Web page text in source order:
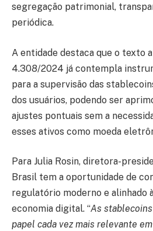
segregação patrimonial,
periódica.
A entidade destaca que o texto
4.308/2024 já contempla
para a supervisão das
dos usuários, podendo ser
ajustes pontuais sem a
esses ativos como moeda
Para Julia Rosin, diretora-
Brasil tem a oportunidade de
regulatório moderno e alinhado
economia digital. “As
papel cada vez mais relevante